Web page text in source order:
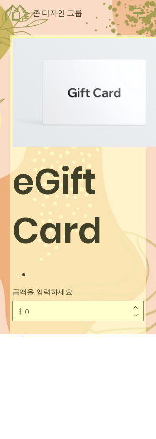
존 디자인 그룹
eGift
Card
금액을 입력하세요.
$
수량